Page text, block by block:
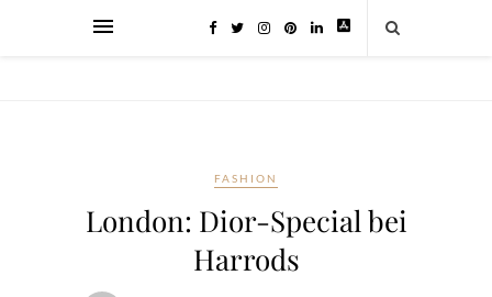
FASHION
London: Dior-Special bei
Harrods